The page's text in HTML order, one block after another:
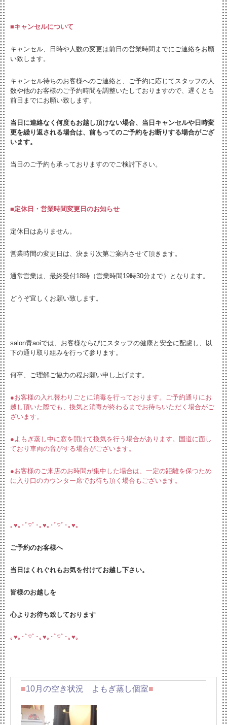
■キャンセルについて
キャンセル、日時や人数の変更は前日の営業時間までにご連絡をお願
い致します。
キャンセル待ちのお客様へのご連絡と、 ご予約に応じてスタッフの人
数や他のお客様のご予約時間を調整いたしておりますので、遅くとも
前日までにお願い致します。
当日に連絡なく何度もお越し頂けない場合、当日キャンセルや日時変
更を繰り返される場合は、前もってのご予約をお断りする場合がござ
います。
当日のご予約も承っておりますのでご検討下さい。
■定休日・営業時間変更日のお知らせ
定休日はありません。
営業時間の変更日は、決まり次第ご案内させて頂きます。
通常営業は、最終受付18時（営業時間19時30分まで）となります。
どうぞ宜しくお願い致します。
salon青aoiでは、お客様ならびにスタッフの健康と安全に配慮し、以
下の通り取り組みを行って参ります。
何卒、ご理解ご協力の程お願い申し上げます。
●お客様の入れ替わりごとに消毒を行っております。ご予約通りにお
越し頂いた際でも、換気と消毒が終わるまでお待ちいただく場合がご
ざいます。
●よもぎ蒸し中に窓を開けて換気を行う場合があります。国道に面し
ており車両の音がする場合がございます。
●お客様のご来店のお時間が集中した場合は、一定の距離を保つため
に入り口のカウンター席でお待ち頂く場合もございます。
｡♥｡･ﾟ♡ﾟ･｡♥｡･ﾟ♡ﾟ･｡♥｡
ご予約のお客様へ
当日はくれぐれもお気を付けてお越し下さい。
皆様のお越しを
心よりお待ち致しております
｡♥｡･ﾟ♡ﾟ･｡♥｡･ﾟ♡ﾟ･｡♥｡
■10月の空き状況 よもぎ蒸し個室■